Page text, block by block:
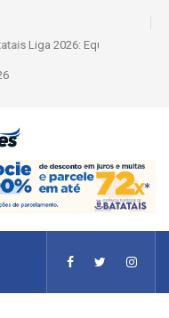
Série Ouro e entidade define